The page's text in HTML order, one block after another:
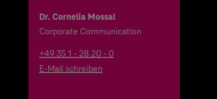
Dr. Cornelia Mossal
Corporate Communication
+49 35 1 - 28 20 - 0
E-Mail schreiben